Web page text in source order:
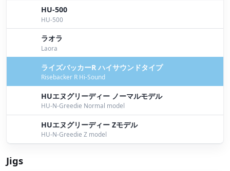
RISEBACKER-R
HU-500
HU-500
ラオラ
Laora
ライズバッカーR ハイサウンドタイプ
Risebacker R Hi-Sound
HUエヌグリーディー ノーマルモデル
HU-N-Greedie Normal model
HUエヌグリーディー Zモデル
HU-N-Greedie Z model
Jigs